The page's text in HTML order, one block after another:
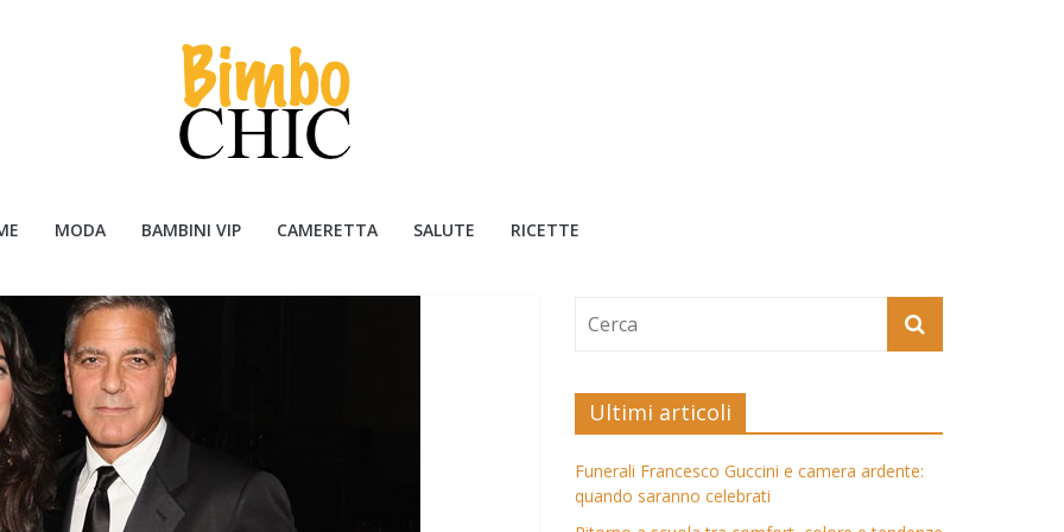
MODA BAMBINI VIP CAMERETTA SALUTE RICETTE
Ultimi articoli
Funerali Francesco Guccini e camera ardente:
quando saranno celebrati